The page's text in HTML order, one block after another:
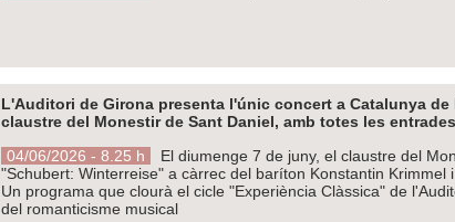
L'Auditori de Girona presenta l'únic concert a Catalunya
claustre del Monestir de Sant Daniel, amb totes les
04/06/2026 - 8.25 h
El diumenge 7 de juny, el claustre del
"Schubert: Winterreise" a càrrec del baríton Konstantin Krimmel
Un programa que clourà el cicle "Experiència Clàssica" de
del romanticisme musical